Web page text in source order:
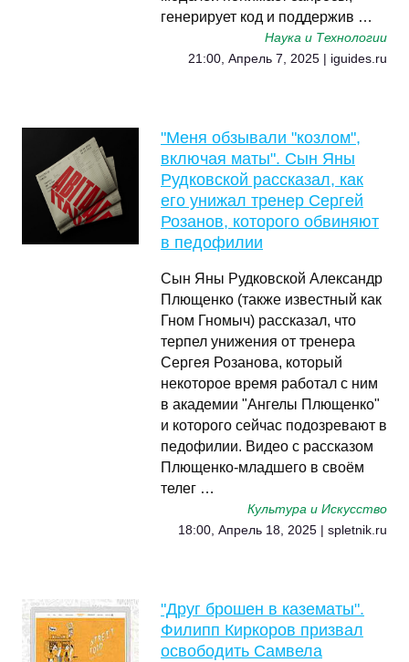
генерирует код и поддержив …
Наука и Технологии
21:00, Апрель 7, 2025 | iguides.ru
"Меня обзывали "козлом",
включая маты". Сын Яны
Рудковской рассказал, как
его унижал тренер Сергей
Розанов, которого обвиняют
в педофилии
Сын Яны Рудковской Александр
Плющенко (также известный как
Гном Гномыч) рассказал, что
терпел унижения от тренера
Сергея Розанова, который
некоторое время работал с ним
в академии "Ангелы Плющенко"
и которого сейчас подозревают в
педофилии. Видео с рассказом
Плющенко-младшего в своём
телег …
Культура и Искусство
18:00, Апрель 18, 2025 | spletnik.ru
"Друг брошен в казематы".
Филипп Киркоров призвал
освободить Самвела